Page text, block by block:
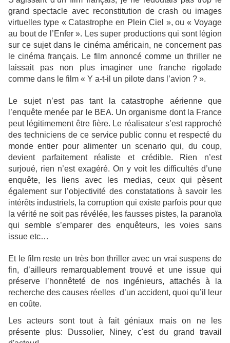
grand spectacle avec reconstitution de crash ou images
virtuelles type « Catastrophe en Plein Ciel », ou « Voyage
au bout de l’Enfer ». Les super productions qui sont légion
sur ce sujet dans le cinéma américain, ne concernent pas
le cinéma français. Le film annoncé comme un thriller ne
laissait pas non plus imaginer une franche rigolade
comme dans le film « Y a-t-il un pilote dans l’avion ? ».
Le sujet n’est pas tant la catastrophe aérienne que
l’enquête menée par le BEA. Un organisme dont la France
peut légitimement être fière. Le réalisateur s’est rapproché
des techniciens de ce service public connu et respecté du
monde entier pour alimenter un scenario qui, du coup,
devient parfaitement réaliste et crédible. Rien n’est
surjoué, rien n’est exagéré. On y voit les difficultés d’une
enquête, les liens avec les medias, ceux qui pèsent
également sur l’objectivité des constatations à savoir les
intérêts industriels, la corruption qui existe parfois pour que
la vérité ne soit pas révélée, les fausses pistes, la paranoïa
qui semble s’emparer des enquêteurs, les voies sans
issue etc…
Et le film reste un très bon thriller avec un vrai suspens de
fin, d’ailleurs remarquablement trouvé et une issue qui
préserve l’honnêteté de nos ingénieurs, attachés à la
recherche des causes réelles d’un accident, quoi qu’il leur
en coûte.
Les acteurs sont tout à fait géniaux mais on ne les
présente plus: Dussolier, Niney, c'est du grand travail